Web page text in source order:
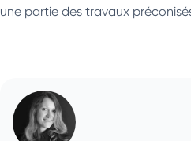
une partie des travaux